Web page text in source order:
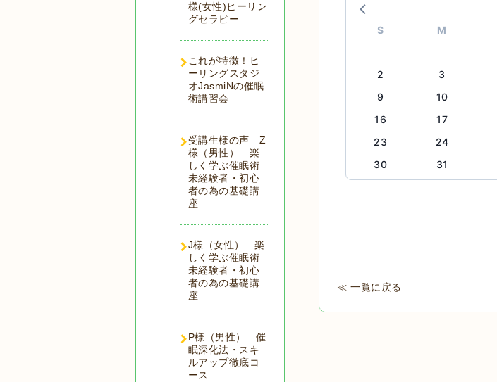
S M
2
3
9
10
16
17
23
24
30
31
≪ 一覧に戻る
様(女性)ヒーリン
グセラピー
これが特徴！ヒ
ーリングスタジ
オJasmiNの催眠
術講習会
受講生様の声 Z
様（男性） 楽
しく学ぶ催眠術
未経験者・初心
者の為の基礎講
座
J様（女性） 楽
しく学ぶ催眠術
未経験者・初心
者の為の基礎講
座
P様（男性） 催
眠深化法・スキ
ルアップ徹底コ
ース